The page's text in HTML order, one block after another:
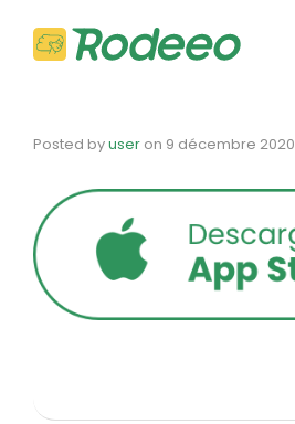
Posted byuser on 9 décembre 2020